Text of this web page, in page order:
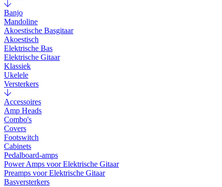
Banjo
Mandoline
Akoestische Basgitaar
Akoestisch
Elektrische Bas
Elektrische Gitaar
Klassiek
Ukelele
Versterkers
Accessoires
Amp Heads
Combo's
Covers
Footswitch
Cabinets
Pedalboard-amps
Power Amps voor Elektrische Gitaar
Preamps voor Elektrische Gitaar
Basversterkers